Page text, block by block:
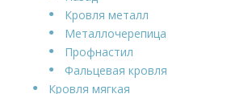
Кровля металл
Металлочерепица
Профнастил
Фальцевая кровля
Кровля мягкая